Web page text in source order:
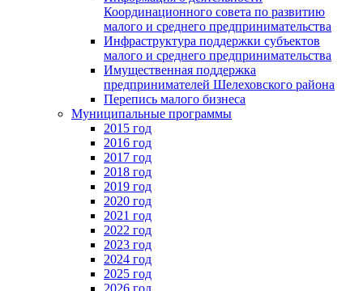
Координационного совета по развитию
малого и среднего предпринимательства
Инфраструктура поддержки субъектов
малого и среднего предпринимательства
Имущественная поддержка
предпринимателей Шелеховского района
Перепись малого бизнеса
Муниципальные программы
2015 год
2016 год
2017 год
2018 год
2019 год
2020 год
2021 год
2022 год
2023 год
2024 год
2025 год
2026 год